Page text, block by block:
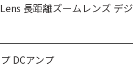
長距離ズームレンズ デジ
DCアンプ